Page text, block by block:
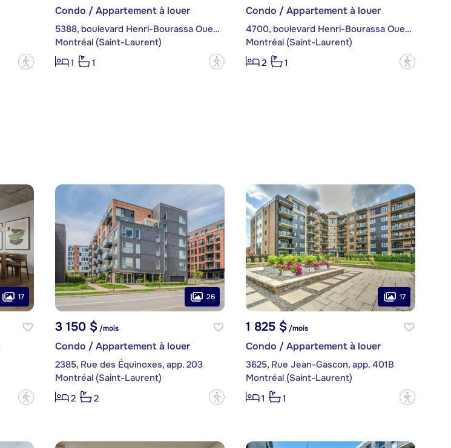
?
Condo / Appartement à louer
5388, boulevard Henri-Bourassa Ouest, app. 517
Montréal (Saint-Laurent)
1
1 ?
Condo / Appartement à louer
4700, boulevard Henri-Bourassa Ouest, app. 407
Montréal (Saint-Laurent)
2
1 ?
17
?
26
3 150 $/mois
Condo / Appartement à louer
2385, Rue des Équinoxes, app. 203
Montréal (Saint-Laurent)
2
2 ?
17
1 825 $/mois
Condo / Appartement à louer
3625, Rue Jean-Gascon, app. 401B
Montréal (Saint-Laurent)
1
1 ?